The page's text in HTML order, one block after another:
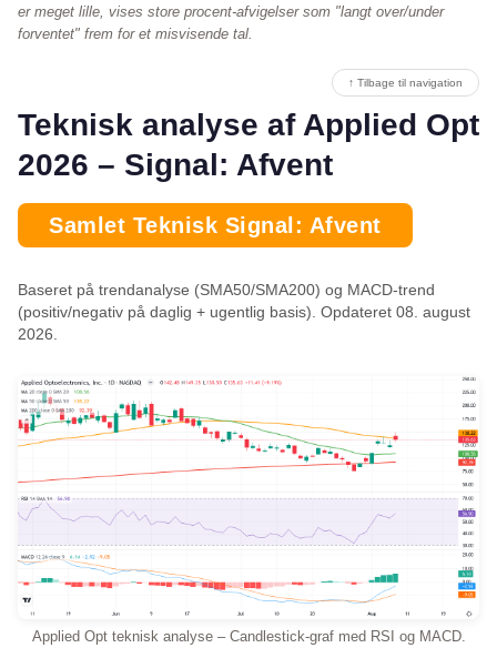
er meget lille, vises store procent-afvigelser som "langt over/under
forventet" frem for et misvisende tal.
↑ Tilbage til navigation
Teknisk analyse af Applied Opt
2026 – Signal: Afvent
Samlet Teknisk Signal: Afvent
Baseret på trendanalyse (SMA50/SMA200) og MACD-trend
(positiv/negativ på daglig + ugentlig basis). Opdateret 08. august
2026.
Applied Opt teknisk analyse – Candlestick-graf med RSI og MACD.